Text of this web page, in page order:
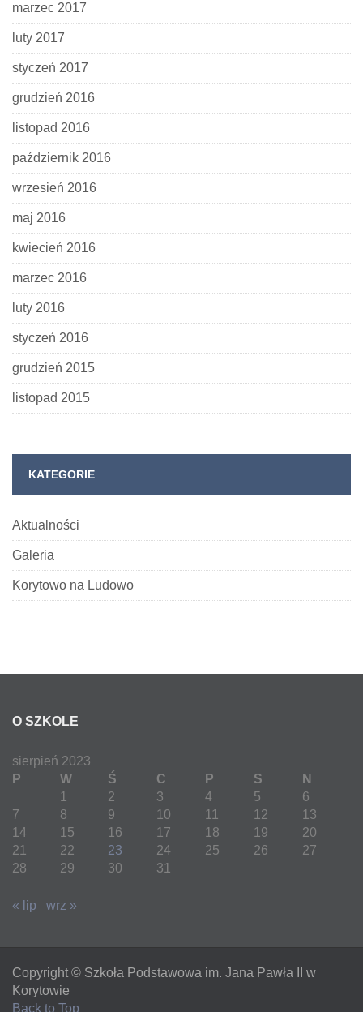
marzec 2017
luty 2017
styczeń 2017
grudzień 2016
listopad 2016
październik 2016
wrzesień 2016
maj 2016
kwiecień 2016
marzec 2016
luty 2016
styczeń 2016
grudzień 2015
listopad 2015
KATEGORIE
Aktualności
Galeria
Korytowo na Ludowo
O SZKOLE
sierpień 2023
P
W Ś C P S
N
1
2 3 4 5
6
7
8 9 10 11 12
13
14
15 16 17 18 19
20
21
22 23 24 25 26
27
28
29 30 31
« lip wrz »
Copyright © Szkoła Podstawowa im. Jana Pawła II w
Korytowie
Back to Top